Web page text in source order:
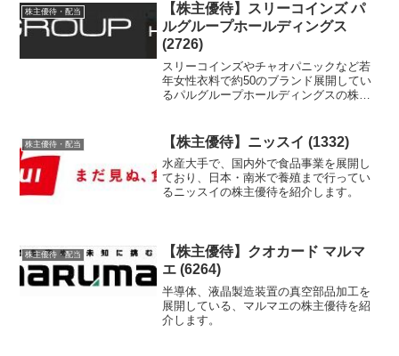
株主優待・配当
【株主優待】スリーコインズ パ
ルグループホールディングス
(2726)
スリーコインズやチャオパニックなど若
年女性衣料で約50のブランド展開してい
るパルグループホールディングスの株主
株主優待・配当 【株主優待】ニッスイ (1332)
水産大手で、国内外で食品事業を展開し
ており、日本・南米で養殖まで行ってい
るニッスイの株主優待を紹介します。
株主優待・配当
【株主優待】クオカード マルマ
エ (6264)
半導体、液晶製造装置の真空部品加工を
展開している、マルマエの株主優待を紹
介します。